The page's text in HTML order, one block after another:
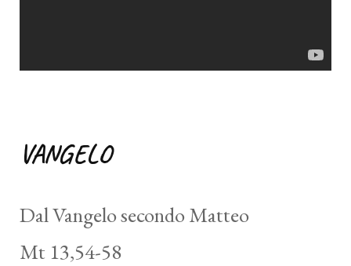
VANGELO
Dal Vangelo secondo Matteo
Mt 13,54-58